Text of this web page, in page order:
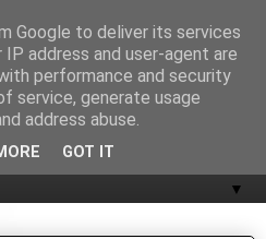
▼
Google to deliver its services
address and user-agent are
performance and security
service, generate usage
address abuse.
GOT IT